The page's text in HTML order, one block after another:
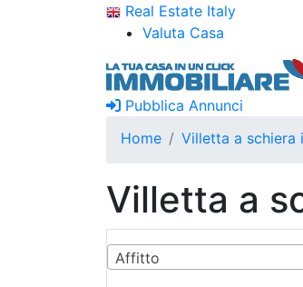
Real Estate Italy
Valuta Casa
Pubblica Annunci
Home
Villetta a
Villetta a
Affitto